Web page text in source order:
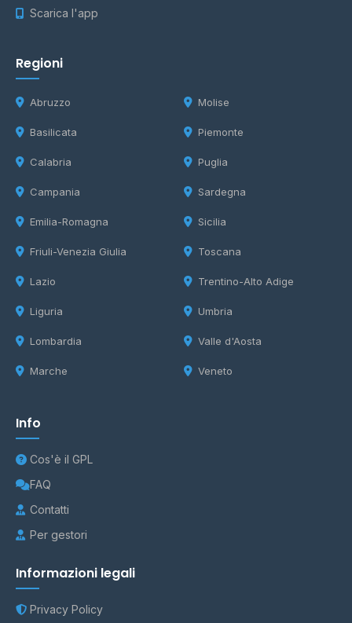
Scarica l'app
Regioni
Abruzzo
Basilicata
Calabria
Campania
Emilia-Romagna
Friuli-Venezia Giulia
Lazio
Liguria
Lombardia
Marche
Molise
Piemonte
Puglia
Sardegna
Sicilia
Toscana
Trentino-Alto Adige
Umbria
Valle d'Aosta
Veneto
Info
Cos'è il GPL
FAQ
Contatti
Per gestori
Informazioni legali
Privacy Policy